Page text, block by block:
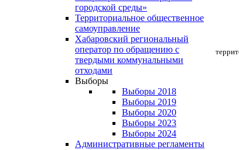
городской среды»
Территориальное общественное
самоуправление
Хабаровский региональный
оператор по обращению с
твердыми коммунальными
отходами
Выборы
Выборы 2018
Выборы 2019
Выборы 2020
Выборы 2023
Выборы 2024
Административные регламенты